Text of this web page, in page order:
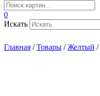
0
Искать
Главная /Товары /Желтый /